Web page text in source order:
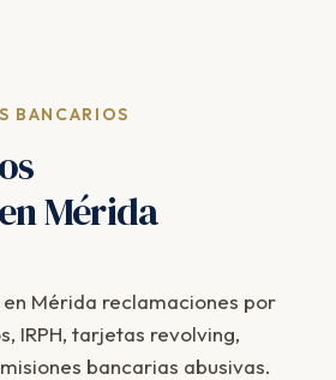
BANCARIOS
Mérida
Mérida reclamaciones por
IRPH, tarjetas revolving,
bancarias abusivas.